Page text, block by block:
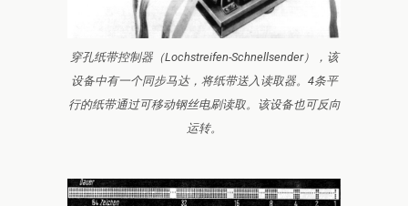
穿孔纸带控制器（Lochstreifen-Schnellsender），该
设备中有一个同步马达，将纸带送入读取器。4条平
行的纸带通过可移动钢丝电刷读取。该设备也可反向
运转。